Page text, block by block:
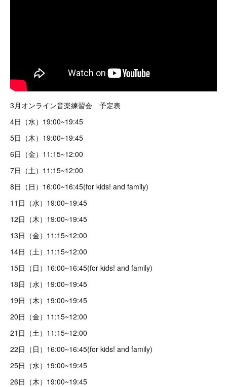
3月オンライン音楽練習会 予定表
4日（水）19:00~19:45
5日（木）19:00~19:45
6日（金）11:15~12:00
7日（土）11:15~12:00
8日（日）16:00~16:45(for kids! and family)
11日（水）19:00~19:45
12日（木）19:00~19:45
13日（金）11:15~12:00
14日（土）11:15~12:00
15日（日）16:00~16:45(for kids! and family)
18日（水）19:00~19:45
19日（木）19:00~19:45
20日（金）11:15~12:00
21日（土）11:15~12:00
22日（日）16:00~16:45(for kids! and family)
25日（水）19:00~19:45
26日（木）19:00~19:45